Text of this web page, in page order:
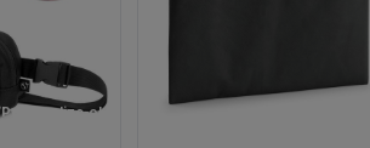
Personalize-o!